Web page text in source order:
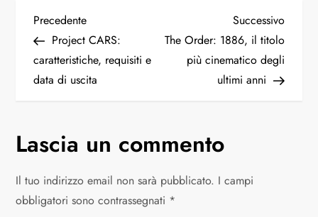
N
a
v
g
a
Articolo
precedente
Precedente
Project CARS:
caratteristiche, requisiti e
data di uscita
Successivo
The Order: 1886, il titolo
più cinematico degli
ultimi anni
Lascia un commento
Il tuo indirizzo email non sarà pubblicato. I campi
obbligatori sono contrassegnati *